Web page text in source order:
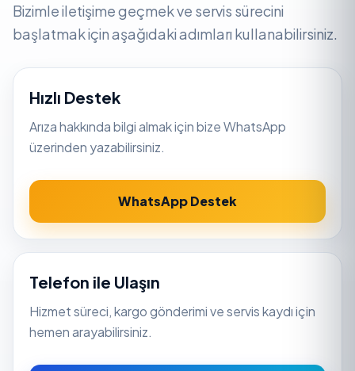
Bizimle iletişime geçmek ve servis sürecini
başlatmak için aşağıdaki adımları kullanabilirsiniz.
Hızlı Destek
Arıza hakkında bilgi almak için bize WhatsApp
üzerinden yazabilirsiniz.
WhatsApp Destek
Telefon ile Ulaşın
Hizmet süreci, kargo gönderimi ve servis kaydı için
hemen arayabilirsiniz.